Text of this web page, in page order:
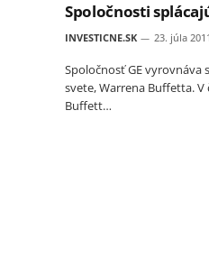
Spoločnosti
INVESTICNE.SK 23. júla 2011
Spoločnosť GE vyrovnáva
svete, Warrena Buffetta.
Buffett…